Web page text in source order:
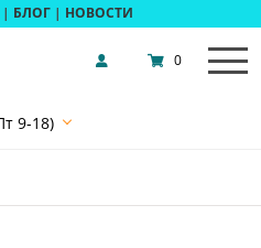
| БЛОГ | НОВОСТИ
9-18)
0